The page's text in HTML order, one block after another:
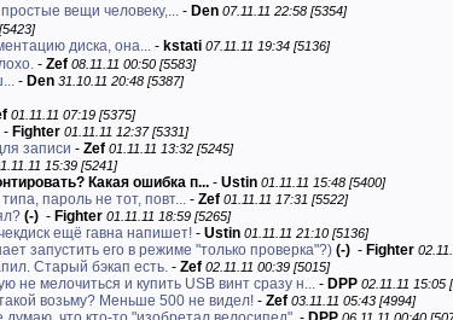
вещи человеку,... - Den 07.11.11 22:58 [5354]
диска, она... - kstati 07.11.11 19:34 [5136]
- Zef 08.11.11 00:50 [5583]
- Den 31.10.11 20:48 [5387]
01.11.11 07:19 [5375]
- Fighter 01.11.11 12:37 [5331]
записи - Zef 01.11.11 13:32 [5245]
15:39 [5241]
Какая ошибка п... - Ustin 01.11.11 15:48 [5400]
пароль не тот, повт... - Zef 01.11.11 17:31 [5522]
(-) - Fighter 01.11.11 18:59 [5265]
ещё гавна напишет! - Ustin 01.11.11 21:10 [5136]
запустить его в режиме "только проверка"?) (-) - Fighter
Старый бэкап есть. - Zef 02.11.11 00:39 [5015]
не мелочиться и купить USB винт сразу н... - DPP 02.11.11 15:05
возьму? Меньше 500 не видел! - Zef 03.11.11 05:43 [4994]